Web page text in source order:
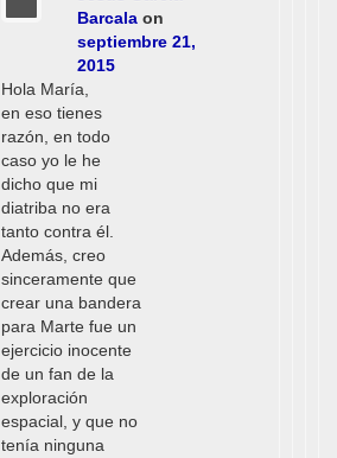
Barcalaon
septiembre 21,
2015
Hola María,
en eso tienes
razón, en todo
caso yo le he
dicho que mi
diatriba no era
tanto contra él.
Además, creo
sinceramente que
crear una bandera
para Marte fue un
ejercicio inocente
de un fan de la
exploración
espacial, y que no
tenía ninguna